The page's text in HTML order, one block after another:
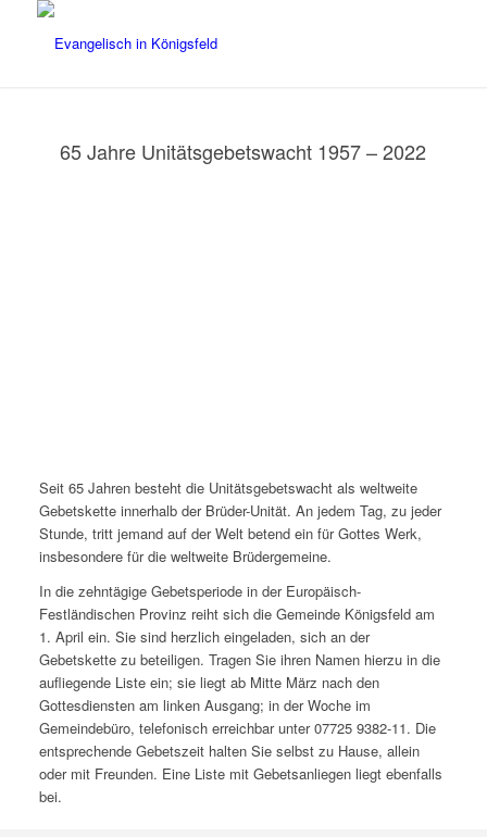
65 Jahre Unitätsgebetswacht 1957 – 2022
Seit 65 Jahren besteht die Unitätsgebetswacht als weltweite
Gebetskette innerhalb der Brüder-Unität. An jedem Tag, zu jeder
Stunde, tritt jemand auf der Welt betend ein für Gottes Werk,
insbesondere für die weltweite Brüdergemeine.
In die zehntägige Gebetsperiode in der Europäisch-
Festländischen Provinz reiht sich die Gemeinde Königsfeld am
1. April ein. Sie sind herzlich eingeladen, sich an der
Gebetskette zu beteiligen. Tragen Sie ihren Namen hierzu in die
aufliegende Liste ein; sie liegt ab Mitte März nach den
Gottesdiensten am linken Ausgang; in der Woche im
Gemeindebüro, telefonisch erreichbar unter 07725 9382-11. Die
entsprechende Gebetszeit halten Sie selbst zu Hause, allein
oder mit Freunden. Eine Liste mit Gebetsanliegen liegt ebenfalls
bei.